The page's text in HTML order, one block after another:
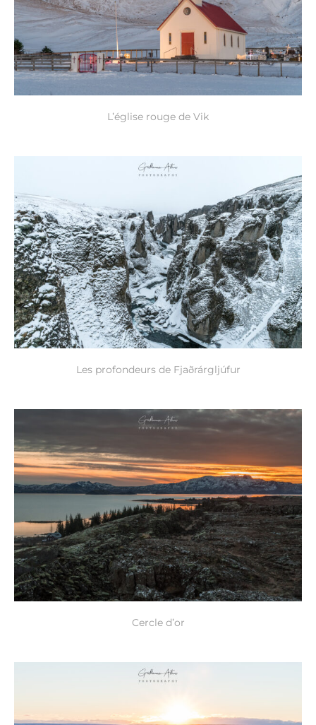
L’église rouge de Vik
Les profondeurs de Fjaðrárgljúfur
Cercle d’or